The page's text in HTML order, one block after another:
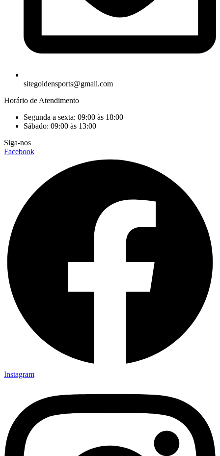
sitegoldensports@gmail.com
Horário de Atendimento
Segunda a sexta: 09:00 às 18:00
Sábado: 09:00 às 13:00
Siga-nos
Facebook
Instagram